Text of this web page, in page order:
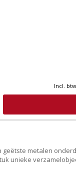
Incl.
metalen
unieke